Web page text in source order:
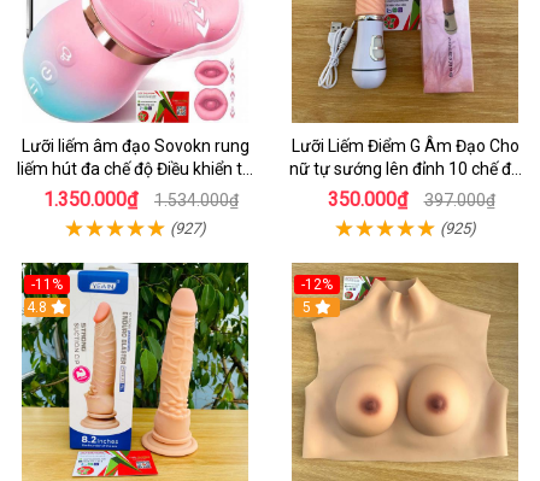
Lưỡi liếm âm đạo Sovokn rung
liếm hút đa chế độ Điều khiển từ
xa qua app
1.350.000₫ 1.534.000₫
(927)
Lưỡi Liếm Điểm G Âm Đạo Cho
nữ tự sướng lên đỉnh 10 chế độ
rung giá tốt
350.000₫ 397.000₫
(925)
-11%
4.8
-12%
5